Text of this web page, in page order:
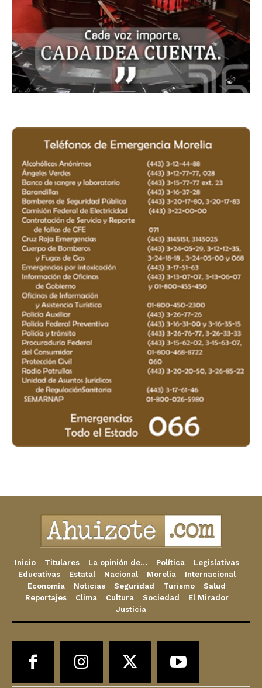
Inicio Titulares La opinión de… Política
Legislativas
Educativas
Estatal Nacional Morelia
Internacional
Economía
Noticias Seguridad Turismo
Salud
Reportajes
Clima Cultura Sociedad
El Mirador
Justicia